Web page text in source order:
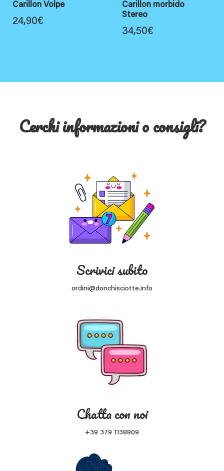
Carillon Volpe
24,90€
Carillon morbido
Stereo
34,50€
Cerchi informazioni o consigli?
Scrivici subito
ordini@donchisciotte.info
Chatta con noi
+39 379 1138809